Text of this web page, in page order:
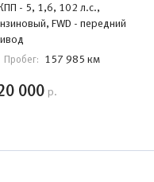
- 5, 1,6, 102 л.с.,
FWD - передний
Пробег: 157 985 км
000 р.